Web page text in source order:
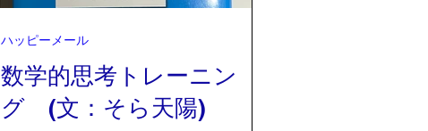
いる神様。全てのモノ・物質。地球も太陽も光
を託された存在というところから書かれていま
す。 「トホカミエヒタメ」の祝詞をあらゆる漢
字で表現できます。その漢字で表現してた時に
まず出てこられる神様は、天祖の神様です。そ
の神様から、たましい
数学的思考トレーニン
グ (文：そら天陽)
ハッピーメール